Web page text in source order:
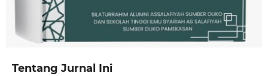
Tentang Jurnal Ini